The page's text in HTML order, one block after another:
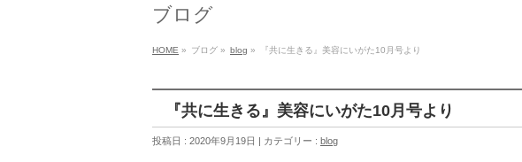
ブログ
HOME » ブログ » blog » 『共に生きる』美容にいがた10月号より
『共に生きる』美容にいがた10月号より
投稿日 : 2020年9月19日 | カテゴリー : blog